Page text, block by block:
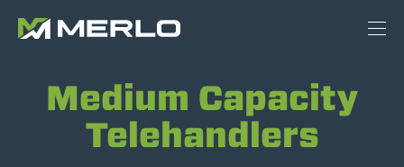
Medium Capacity
Telehandlers